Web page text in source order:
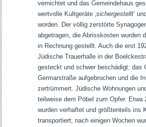
vernichtet und das Gemeindehaus
wertvolle Kultgeräte ‚sichergestellt’
worden. Der völlig zerstörte
abgetragen, die Abrisskosten wurden
in Rechnung gestellt. Auch die erst
Jüdische Trauerhalle in der
gesteckt und schwer beschädigt; das
Germarstraße aufgebrochen und die
zertrümmert. Jüdische Wohnungen
teilweise dem Pöbel zum Opfer. Etwa
wurden verhaftet und größtenteils ins
transportiert; nach einigen Wochen